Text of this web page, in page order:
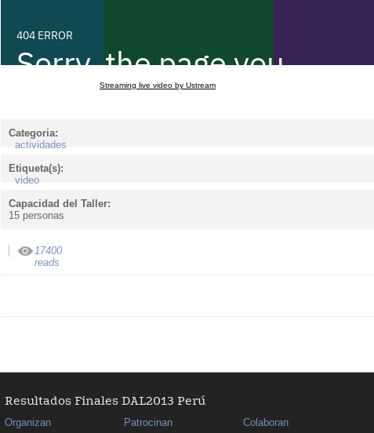
Streaming live video by Ustream
Categoria:
actividades
Etiqueta(s):
video
Capacidad del Taller:
15 personas
17400
reads
Resultados Finales DAL2013 Perú
Organizan
Patrocinan
Colaboran